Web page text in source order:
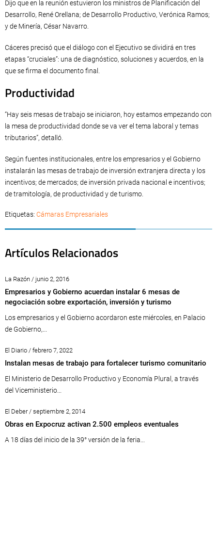
Dijo que en la reunión estuvieron los ministros de Planificación del
Desarrollo, René Orellana; de Desarrollo Productivo, Verónica Ramos;
y de Minería, César Navarro.
Cáceres precisó que el diálogo con el Ejecutivo se dividirá en tres
etapas “cruciales”: una de diagnóstico, soluciones y acuerdos, en la
que se firma el documento final.
Productividad
“Hay seis mesas de trabajo se iniciaron, hoy estamos empezando con
la mesa de productividad donde se va ver el tema laboral y temas
tributarios”, detalló.
Según fuentes institucionales, entre los empresarios y el Gobierno
instalarán las mesas de trabajo de inversión extranjera directa y los
incentivos; de mercados; de inversión privada nacional e incentivos;
de tramitología, de productividad y de turismo.
Etiquetas: Cámaras Empresariales
Artículos Relacionados
La Razón / junio 2, 2016
Empresarios y Gobierno acuerdan instalar 6 mesas de
negociación sobre exportación, inversión y turismo
Los empresarios y el Gobierno acordaron este miércoles, en Palacio
de Gobierno,...
El Diario / febrero 7, 2022
Instalan mesas de trabajo para fortalecer turismo comunitario
El Ministerio de Desarrollo Productivo y Economía Plural, a través
del Viceministerio...
El Deber / septiembre 2, 2014
Obras en Expocruz activan 2.500 empleos eventuales
A 18 días del inicio de la 39° versión de la feria...